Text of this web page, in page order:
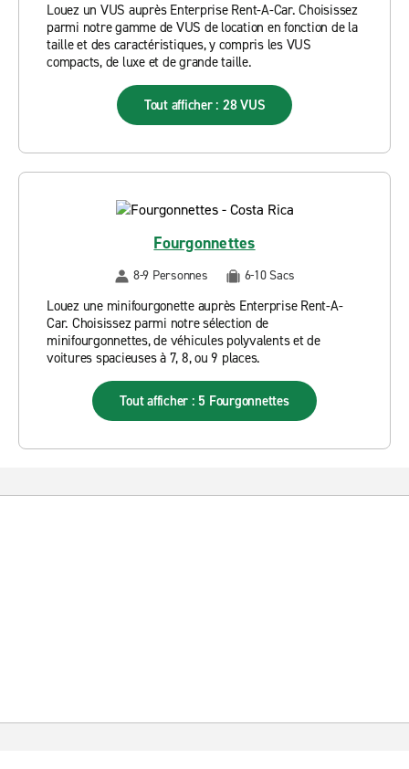
Louez un VUS auprès Enterprise Rent-A-Car. Choisissez
parmi notre gamme de VUS de location en fonction de la
taille et des caractéristiques, y compris les VUS
compacts, de luxe et de grande taille.
Tout afficher : 28 VUS
Fourgonnettes
8-9 Personnes 6-10 Sacs
Louez une minifourgonette auprès Enterprise Rent-A-
Car. Choisissez parmi notre sélection de
minifourgonnettes, de véhicules polyvalents et de
voitures spacieuses à 7, 8, ou 9 places.
Tout afficher : 5 Fourgonnettes